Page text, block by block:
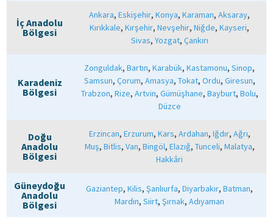
İç Anadolu
Bölgesi
Ankara, Eskişehir, Konya, Karaman, Aksaray,
Kırıkkale, Kırşehir, Nevşehir, Niğde, Kayseri,
Sivas, Yozgat, Çankırı
Karadeniz
Bölgesi
Zonguldak, Bartın, Karabük, Kastamonu, Sinop,
Samsun, Çorum, Amasya, Tokat, Ordu, Giresun,
Trabzon, Rize, Artvin, Gümüşhane, Bayburt, Bolu,
Düzce
Doğu
Anadolu
Bölgesi
Erzincan, Erzurum, Kars, Ardahan, Iğdır, Ağrı,
Muş, Bitlis, Van, Bingöl, Elazığ, Tunceli, Malatya,
Hakkâri
Güneydoğu
Anadolu
Bölgesi
Gaziantep, Kilis, Şanlıurfa, Diyarbakır, Batman,
Mardin, Siirt, Şırnak, Adıyaman